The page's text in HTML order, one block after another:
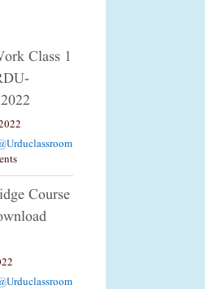
Class 1
Course